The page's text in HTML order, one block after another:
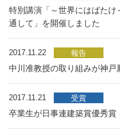
特別講演「～世界にはばた
通して」を開催しました
2017.11.22 報告
中川准教授の取り組みが神戸
2017.11.21 受賞
卒業生が日事連建築賞優秀賞